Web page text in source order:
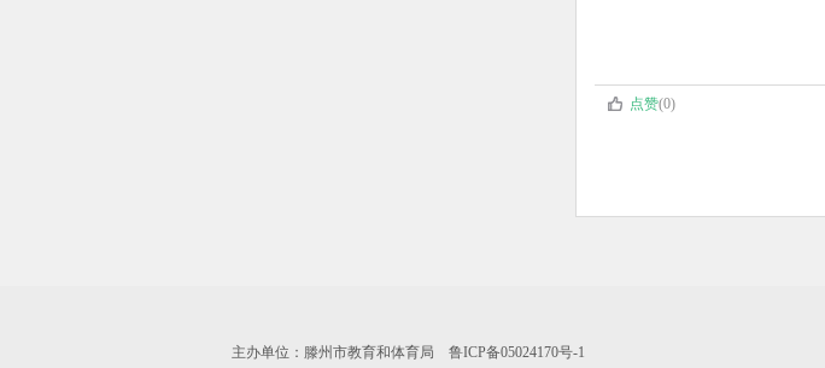
点赞(0)
主办单位：滕州市教育和体育局 鲁ICP备05024170号-1